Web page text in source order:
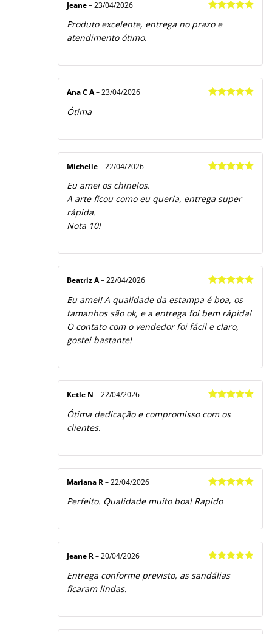
de 5
Jeane – 23/04/2026
Produto excelente, entrega no prazo e
atendimento ótimo.
Ana C A– 23/04/2026
Ótima
Michelle – 22/04/2026
Eu amei os chinelos.
A arte ficou como eu queria, entrega super
rápida.
Nota 10!
de 5
Beatriz A– 22/04/2026
Eu amei! A qualidade da estampa é boa, os
tamanhos são ok, e a entrega foi bem rápida!
O contato com o vendedor foi fácil e claro,
gostei bastante!
de 5
Ketle N – 22/04/2026
Ótima dedicação e compromisso com os
clientes.
de 5
Mariana R – 22/04/2026
Perfeito. Qualidade muito boa! Rapido
de 5
Jeane R – 20/04/2026
Entrega conforme previsto, as sandálias
ficaram lindas.